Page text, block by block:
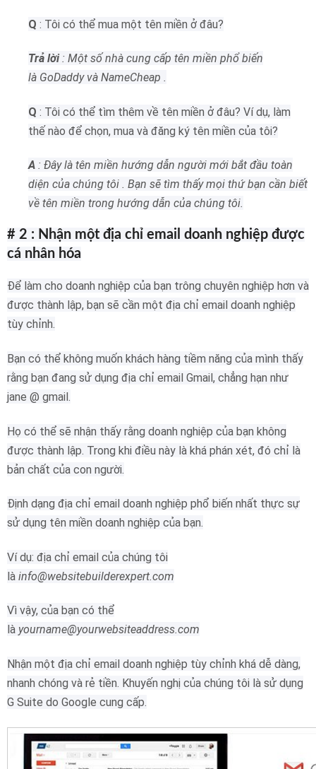
Q : Tôi có thể mua một tên miền ở đâu?
Trả lời: Một số nhà cung cấp tên miền phổ biến
là GoDaddy và NameCheap .
Q : Tôi có thể tìm thêm về tên miền ở đâu? Ví dụ, làm
thế nào để chọn, mua và đăng ký tên miền của tôi?
A : Đây là tên miền hướng dẫn người mới bắt đầu toàn
diện của chúng tôi . Bạn sẽ tìm thấy mọi thứ bạn cần biết
về tên miền trong hướng dẫn của chúng tôi.
# 2 : Nhận một địa chỉ email doanh nghiệp được
cá nhân hóa
Để làm cho doanh nghiệp của bạn trông chuyên nghiệp hơn và
được thành lập, bạn sẽ cần một địa chỉ email doanh nghiệp
tùy chỉnh.
Bạn có thể không muốn khách hàng tiềm năng của mình thấy
rằng bạn đang sử dụng địa chỉ email Gmail, chẳng hạn như
jane @ gmail.
Họ có thể sẽ nhận thấy rằng doanh nghiệp của bạn không
được thành lập. Trong khi điều này là khá phán xét, đó chỉ là
bản chất của con người.
Định dạng địa chỉ email doanh nghiệp phổ biến nhất thực sự
sử dụng tên miền doanh nghiệp của bạn.
Ví dụ: địa chỉ email của chúng tôi
là info@websitebuilderexpert.com
Vì vậy, của bạn có thể
là yourname@yourwebsiteaddress.com
Nhận một địa chỉ email doanh nghiệp tùy chỉnh khá dễ dàng,
nhanh chóng và rẻ tiền. Khuyến nghị của chúng tôi là sử dụng
G Suite do Google cung cấp.